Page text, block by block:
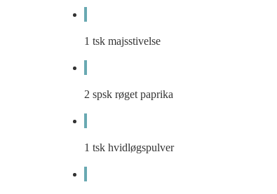
1 tsk majsstivelse
2 spsk røget paprika
1 tsk hvidløgspulver